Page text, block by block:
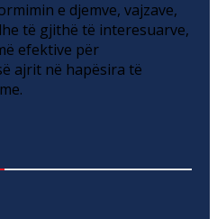
e djemve, vajzave,
të gjithë të interesuarve,
efektive për
ajrit në hapësira të